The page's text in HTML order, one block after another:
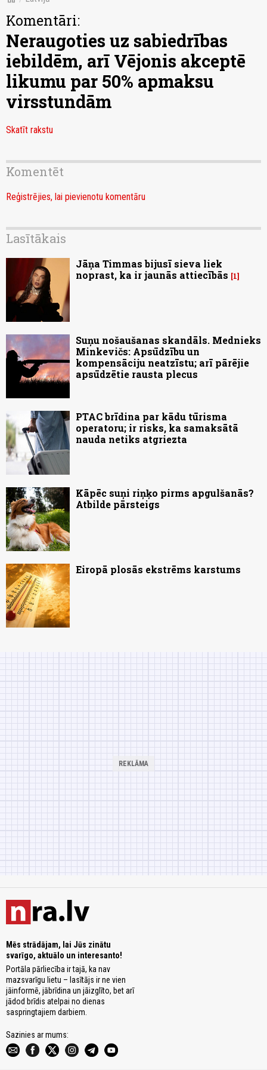
Komentāri:
Neraugoties uz sabiedrības
iebildēm, arī Vējonis akceptē
likumu par 50% apmaksu
virsstundām
Skatīt rakstu
Komentēt
Reģistrējies, lai pievienotu komentāru
Lasītākais
Jāņa Timmas bijusī sieva liek
noprast, ka ir jaunās attiecībās
1
Suņu nošaušanas skandāls. Mednieks
Minkevičs: Apsūdzību un
kompensāciju neatzīstu; arī pārējie
apsūdzētie rausta plecus
PTAC brīdina par kādu tūrisma
operatoru; ir risks, ka samaksātā
nauda netiks atgriezta
Kāpēc suņi riņķo pirms apgulšanās?
Atbilde pārsteigs
Eiropā plosās ekstrēms karstums
Mēs strādājam, lai Jūs zinātu
svarīgo, aktuālo un interesanto!
Portāla pārliecība ir tajā, ka nav
mazsvarīgu lietu – lasītājs ir ne vien
jāinformē, jābrīdina un jāizglīto, bet arī
jādod brīdis atelpai no dienas
saspringtajiem darbiem.
Sazinies ar mums: